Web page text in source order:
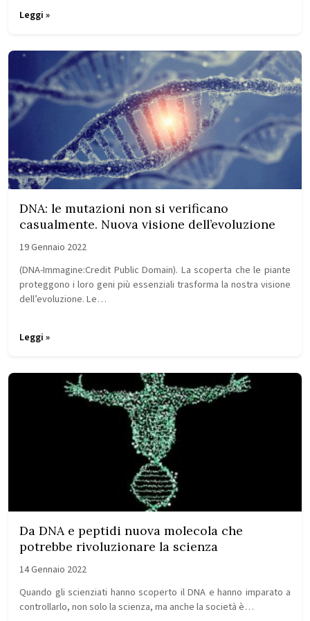
Leggi »
DNA: le mutazioni non si verificano
casualmente. Nuova visione dell’evoluzione
19 Gennaio 2022
(DNA-Immagine:Credit Public Domain). La scoperta che le piante
proteggono i loro geni più essenziali trasforma la nostra visione
dell’evoluzione. Le…
Leggi »
Da DNA e peptidi nuova molecola che
potrebbe rivoluzionare la scienza
14 Gennaio 2022
Quando gli scienziati hanno scoperto il DNA e hanno imparato a
controllarlo, non solo la scienza, ma anche la società è…